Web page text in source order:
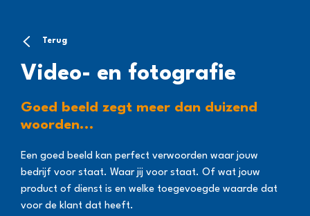
Terug
Video- en fotografie
Goed beeld zegt meer dan duizend
woorden...
Een goed beeld kan perfect verwoorden waar jouw
bedrijf voor staat. Waar jij voor staat. Of wat jouw
product of dienst is en welke toegevoegde waarde dat
voor de klant dat heeft.